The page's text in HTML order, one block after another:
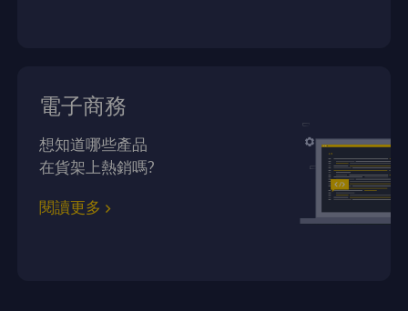
電子商務
想知道哪些產品
在貨架上熱銷嗎?
閱讀更多